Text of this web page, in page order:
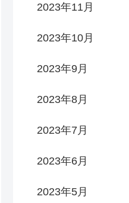
2023年11月
2023年10月
2023年9月
2023年8月
2023年7月
2023年6月
2023年5月